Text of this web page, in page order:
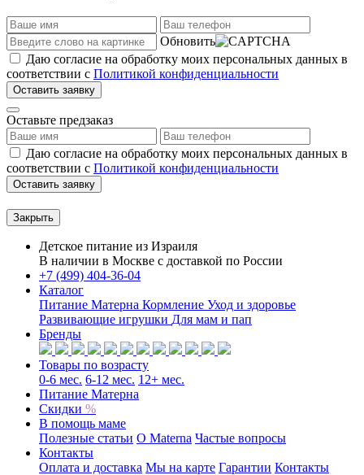
Обновить
Даю согласие на обработку моих персональных данных в
соответствии с Политикой конфиденциальности
Оставить заявку
Оставьте предзаказ
Даю согласие на обработку моих персональных данных в
соответствии с Политикой конфиденциальности
Оставить заявку
Закрыть
Детское питание из Израиля
В наличии в Москве с доставкой по России
+7 (499) 404-36-04
Каталог
Питание Матерна Кормление Уход и здоровье
Развивающие игрушки Для мам и пап
Бренды
Товары по возрасту
0-6 мес. 6-12 мес. 12+ мес.
Питание Матерна
Скидки %
В помощь маме
Полезные статьи O Materna Частые вопросы
Контакты
Оплата и доставка Мы на карте Гарантии Контакты